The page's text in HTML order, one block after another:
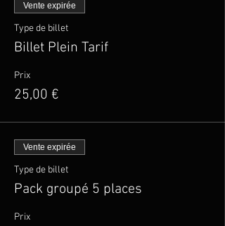
Vente expirée
Type de billet
Billet Plein Tarif
Prix
25,00 €
Vente expirée
Type de billet
Pack groupé 5 places
Prix